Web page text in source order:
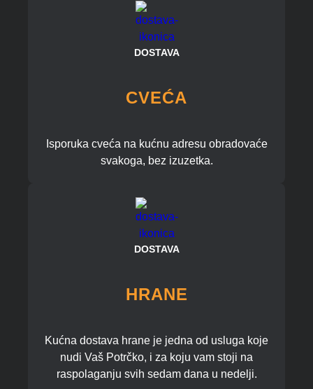
DOSTAVA
CVEĆA
Isporuka cveća na kućnu adresu obradovaće
svakoga, bez izuzetka.
DOSTAVA
HRANE
Kućna dostava hrane je jedna od usluga koje
nudi Vaš Potrčko, i za koju vam stoji na
raspolaganju svih sedam dana u nedelji.